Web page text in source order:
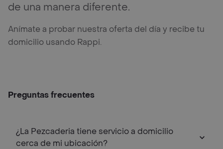
de una manera diferente.
Anímate a probar nuestra oferta del día y recibe tu
domicilio usando Rappi.
Preguntas frecuentes
¿La Pezcaderia tiene servicio a domicilio
cerca de mi ubicación?